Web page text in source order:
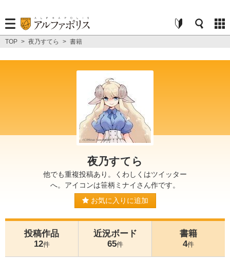
TOP > 夜乃すてら > 書籍
夜乃すてら
他でも重複投稿あり。くわしくはツイッター
へ。アイコンは笹柄ミナイさん作です。
お気に入りに追加
投稿作品
12件
近況ボード
65件
書籍
4件